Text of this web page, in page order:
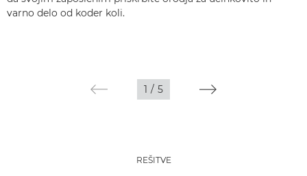
varno delo od koder koli.
1 / 5
REŠITVE